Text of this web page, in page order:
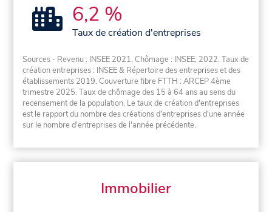
6,2 %
Taux de création d'entreprises
Sources - Revenu : INSEE 2021, Chômage : INSEE, 2022. Taux de
création entreprises : INSEE & Répertoire des entreprises et des
établissements 2019. Couverture fibre FTTH : ARCEP 4ème
trimestre 2025. Taux de chômage des 15 à 64 ans au sens du
recensement de la population. Le taux de création d'entreprises
est le rapport du nombre des créations d'entreprises d'une année
sur le nombre d'entreprises de l'année précédente.
Immobilier